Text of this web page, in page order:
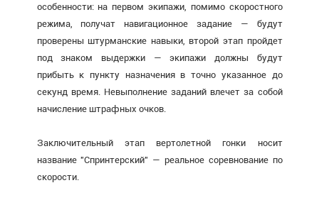
особенности: на первом экипажи, помимо скоростного
режима, получат навигационное задание — будут
проверены штурманские навыки, второй этап пройдет
под знаком выдержки — экипажи должны будут
прибыть к пункту назначения в точно указанное до
секунд время. Невыполнение заданий влечет за собой
начисление штрафных очков.
Заключительный этап вертолетной гонки носит
название "Спринтерский" — реальное соревнование по
скорости.